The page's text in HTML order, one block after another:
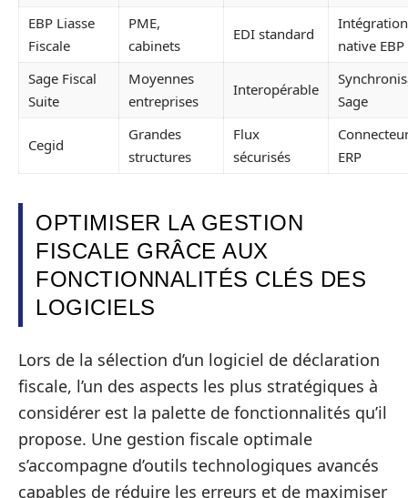
EBP Liasse
Fiscale
PME,
cabinets
EDI standard
Intégration
native EBP
Sage Fiscal
Suite
Moyennes
entreprises
Interopérable
Sage
Cegid
Grandes
structures
Flux
sécurisés
ERP
OPTIMISER LA GESTION
FISCALE GRÂCE AUX
FONCTIONNALITÉS CLÉS DES
LOGICIELS
Lors de la sélection d’un logiciel de déclaration
fiscale, l’un des aspects les plus stratégiques à
considérer est la palette de fonctionnalités qu’il
propose. Une gestion fiscale optimale
s’accompagne d’outils technologiques avancés
capables de réduire les erreurs et de maximiser